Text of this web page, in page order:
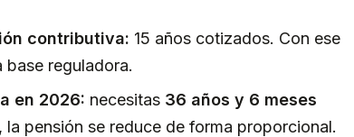
contributiva: 15 años cotizados. Con ese
reguladora.
en 2026: necesitas 36 años y 6 meses
pensión se reduce de forma proporcional.